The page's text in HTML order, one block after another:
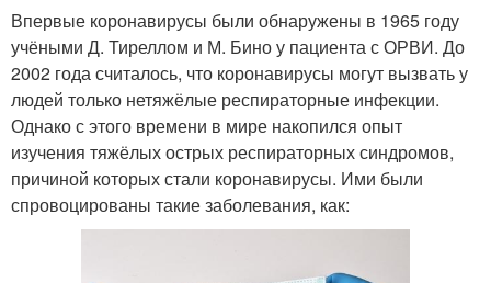
Впервые коронавирусы были обнаружены в 1965 году
учёными Д. Тиреллом и М. Бино у пациента с ОРВИ. До
2002 года считалось, что коронавирусы могут вызвать у
людей только нетяжёлые респираторные инфекции.
Однако с этого времени в мире накопился опыт
изучения тяжёлых острых респираторных синдромов,
причиной которых стали коронавирусы. Ими были
спровоцированы такие заболевания, как: